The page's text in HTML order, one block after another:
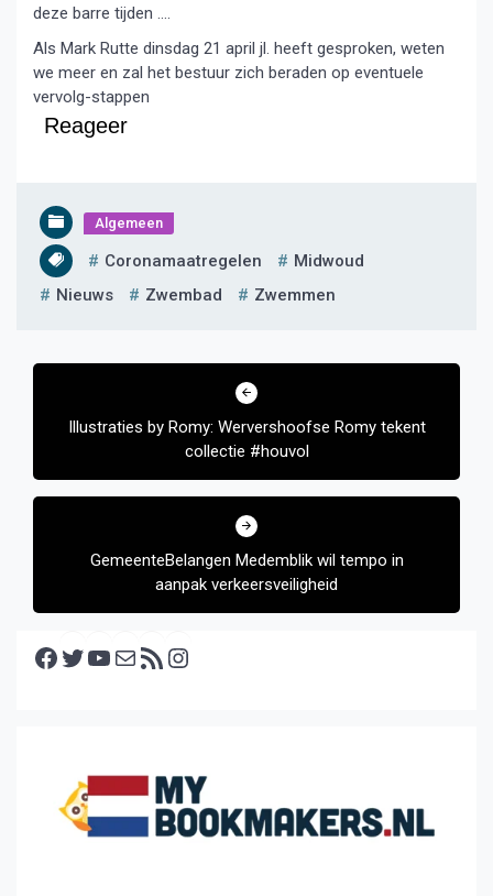
deze barre tijden ….
Als Mark Rutte dinsdag 21 april jl. heeft gesproken, weten
we meer en zal het bestuur zich beraden op eventuele
vervolg-stappen
Reageer
Algemeen
Coronamaatregelen
Midwoud
Nieuws
Zwembad Zwemmen
Bericht
Illustraties by Romy: Wervershoofse Romy tekent
collectie #houvol
GemeenteBelangen Medemblik wil tempo in
aanpak verkeersveiligheid
Facebook Twitter YouTube E-mail RSS feed